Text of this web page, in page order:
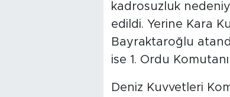
kadrosuzluk
edildi. Yerine Kara
Bayraktaroğlu
ise 1. Ordu
Deniz Kuvvetleri